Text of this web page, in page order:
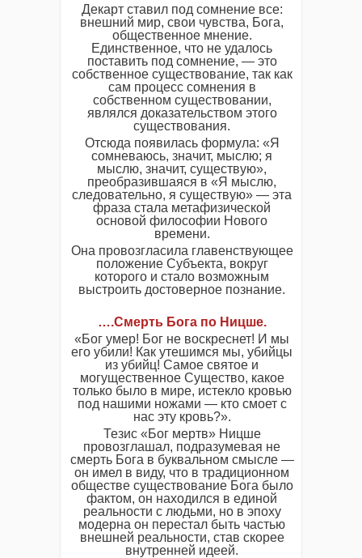
Декарт ставил под сомнение все:
внешний мир, свои чувства, Бога,
общественное мнение.
Единственное, что не удалось
поставить под сомнение, — это
собственное существование, так как
сам процесс сомнения в
собственном существовании,
являлся доказательством этого
существования.
Отсюда появилась формула: «Я
сомневаюсь, значит, мыслю; я
мыслю, значит, существую»,
преобразившаяся в «Я мыслю,
следовательно, я существую» — эта
фраза стала метафизической
основой философии Нового
времени.
Она провозгласила главенствующее
положение Субъекта, вокруг
которого и стало возможным
выстроить достоверное познание.
….Смерть Бога по Ницше.
«Бог умер! Бог не воскреснет! И мы
его убили! Как утешимся мы, убийцы
из убийц! Самое святое и
могущественное Существо, какое
только было в мире, истекло кровью
под нашими ножами — кто смоет с
нас эту кровь?».
Тезис «Бог мертв» Ницше
провозглашал, подразумевая не
смерть Бога в буквальном смысле —
он имел в виду, что в традиционном
обществе существование Бога было
фактом, он находился в единой
реальности с людьми, но в эпоху
модерна он перестал быть частью
внешней реальности, став скорее
внутренней идеей.